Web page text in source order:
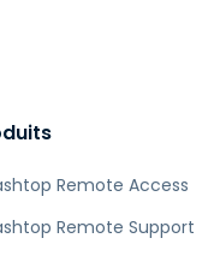
Remote Access
Remote Support